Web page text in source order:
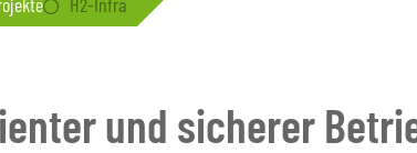
und sicherer